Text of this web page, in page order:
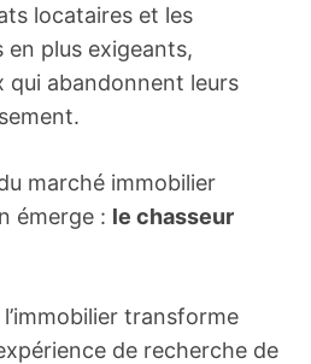
locataires et les
en plus exigeants,
qui abandonnent leurs
marché immobilier
émerge : le chasseur
transforme
de recherche de